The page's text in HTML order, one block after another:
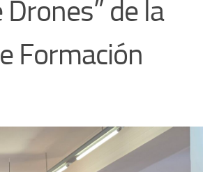
de la
Formación